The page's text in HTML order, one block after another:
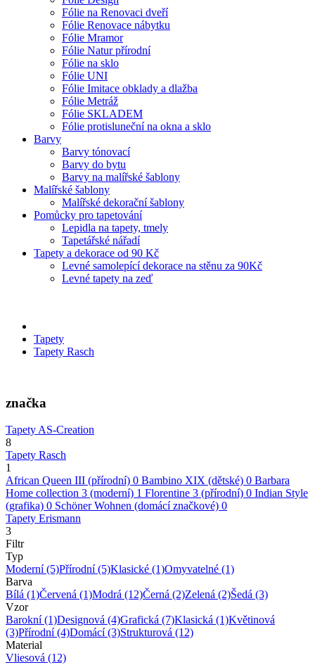
Fólie na Renovaci dveří
Fólie Renovace nábytku
Fólie Mramor
Fólie Natur přírodní
Fólie na sklo
Fólie UNI
Fólie Imitace obklady a dlažba
Fólie Metráž
Fólie SKLADEM
Fólie protisluneční na okna a sklo
Barvy
Barvy tónovací
Barvy do bytu
Barvy na malířské šablony
Malířské šablony
Malířské dekorační šablony
Pomůcky pro tapetování
Lepidla na tapety, tmely
Tapetářské nářadí
Tapety a dekorace od 90 Kč
Levné samolepící dekorace na stěnu za 90Kč
Levné tapety na zeď
Tapety
Tapety Rasch
značka
Tapety AS-Creation
8
Tapety Rasch
1
African Queen III (přírodní) 0 Bambino XIX (dětské) 0 Barbara
Home collection 3 (moderní) 1 Florentine 3 (přírodní) 0 Indian Style
(grafika) 0 Schöner Wohnen (domácí značkové) 0
Tapety Erismann
3
Filtr
Typ
Moderní(5)Přírodní(5)Klasické (1)Omyvatelné (1)
Barva
Bílá (1)Červená (1)Modrá (12)Černá (2)Zelená (2)Šedá (3)
Vzor
Barokní(1)Designová (4)Grafická (7)Klasická (1)Květinová
(3)Přírodní(4)Domácí(3)Strukturová (12)
Material
Vliesová (12)